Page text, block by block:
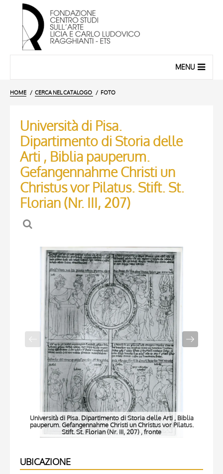
MENU
HOME CERCA NEL CATALOGO FOTO
Università di Pisa.
Dipartimento di Storia delle
Arti , Biblia pauperum.
Gefangennahme Christi un
Christus vor Pilatus. Stift. St.
Florian (Nr. III, 207)
Università di Pisa. Dipartimento di Storia delle Arti , Biblia
pauperum. Gefangennahme Christi un Christus vor Pilatus.
Stift. St. Florian (Nr. III, 207) , fronte
UBICAZIONE